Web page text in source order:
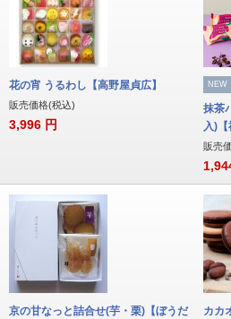
花の宵 うるわし【高野屋貞広】
販売価格(税込)
3,996 円
NEW
抹茶
入)【
販売
京の甘なっと詰合せ(芋・栗)【ぼうだ
カカ